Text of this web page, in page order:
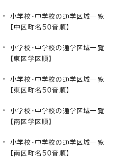
小学校・中学校の通学区域一覧
【中区町名50音順】
小学校・中学校の通学区域一覧
【東区学区順】
小学校・中学校の通学区域一覧
【東区町名50音順】
小学校・中学校の通学区域一覧
【南区学区順】
小学校・中学校の通学区域一覧
【南区町名50音順】